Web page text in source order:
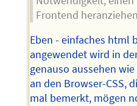
Frontend
Eben - einfaches html
angewendet wird in
genauso aussehen
an den Browser-CSS,
mal bemerkt, mögen